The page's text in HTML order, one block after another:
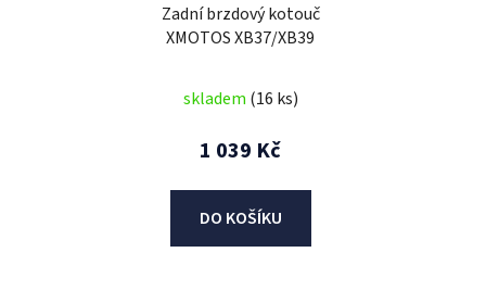
Zadní brzdový kotouč
XMOTOS XB37/XB39
skladem (16 ks)
1 039 Kč
DO KOŠÍKU